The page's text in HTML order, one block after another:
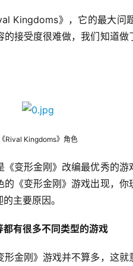
Kingdoms》，它的最大问
接受度很难做，我们知道
Rival Kingdoms》角色
变形金刚》改编最优秀的游
《变形金刚》游戏出现，你
主要原因。
有很多不同类型的游戏
金刚》游戏并不算多，这